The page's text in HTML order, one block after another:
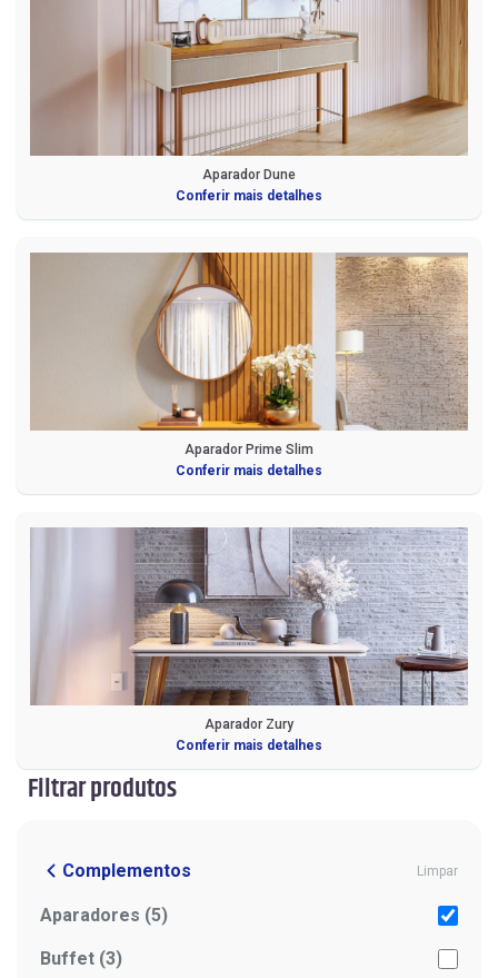
Filtrar produtos
Complementos Limpar
Aparadores (5)
Buffet (3)
Aparador Dune
Conferir mais detalhes
Aparador Prime Slim
Conferir mais detalhes
Aparador Zury
Conferir mais detalhes